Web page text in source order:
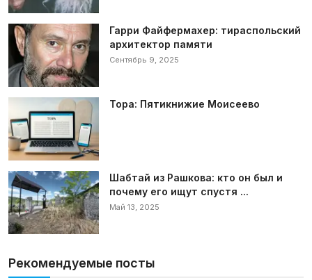
Гарри Файфермахер: тираспольский
архитектор памяти
Сентябрь 9, 2025
Тора: Пятикнижие Моисеево
Шабтай из Рашкова: кто он был и
почему его ищут спустя ...
Май 13, 2025
Рекомендуемые посты